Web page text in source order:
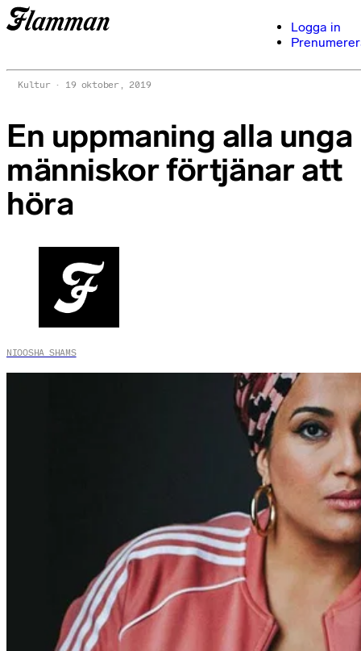
Logga in
Kultur 19 oktober, 2019
En uppmaning alla unga
människor förtjänar att
höra
NIOOSHA SHAMS